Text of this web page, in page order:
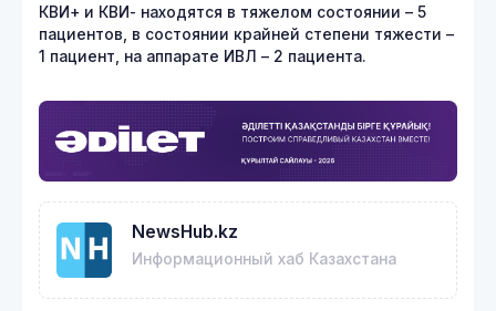
КВИ+ и КВИ- находятся в тяжелом состоянии – 5
пациентов, в состоянии крайней степени тяжести –
1 пациент, на аппарате ИВЛ – 2 пациента.
NewsHub.kz
Информационный хаб Казахстана